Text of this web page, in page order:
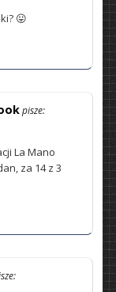
😛
pisze:
La Mano
za 14 z 3